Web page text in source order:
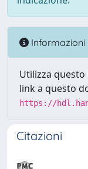
Informazioni
Utilizza
link a questo
https://
Citazioni